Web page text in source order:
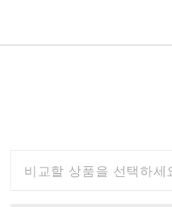
비교할 상품을 선택하세